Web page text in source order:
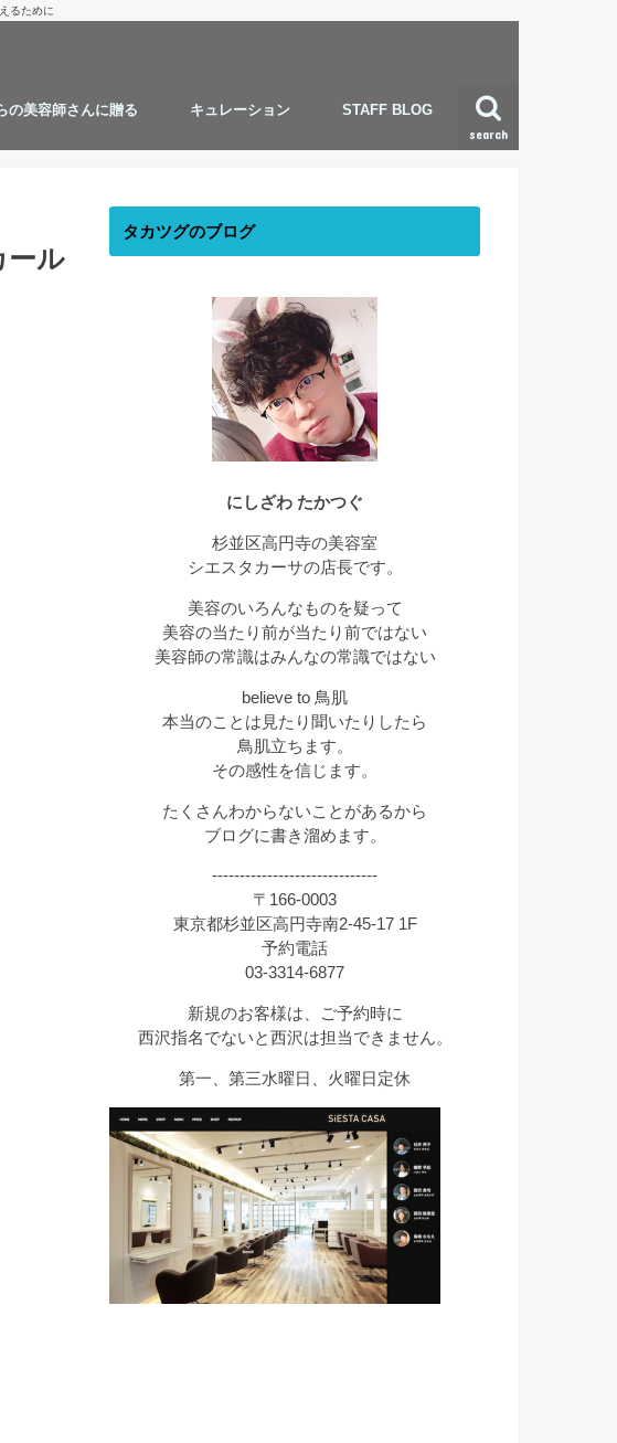
るために
search
でお買い物
察
す
の美容師さんに贈る キュレーション STAFF BLOG
ール
タカツグのブログ
にしざわ たかつぐ
杉並区高円寺の美容室
シエスタカーサの店長です。
美容のいろんなものを疑って
美容の当たり前が当たり前ではない
美容師の常識はみんなの常識ではない
believe to 鳥肌
本当のことは見たり聞いたりしたら
鳥肌立ちます。
その感性を信じます。
たくさんわからないことがあるから
ブログに書き溜めます。
------------------------------
〒166-0003
東京都杉並区高円寺南2-45-17 1F
予約電話
03-3314-6877
新規のお客様は、ご予約時に
西沢指名でないと西沢は担当できません。
第一、第三水曜日、火曜日定休